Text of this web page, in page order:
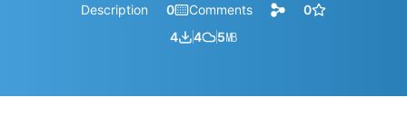
Description 0 Comments
0
4
4 5㎆︎